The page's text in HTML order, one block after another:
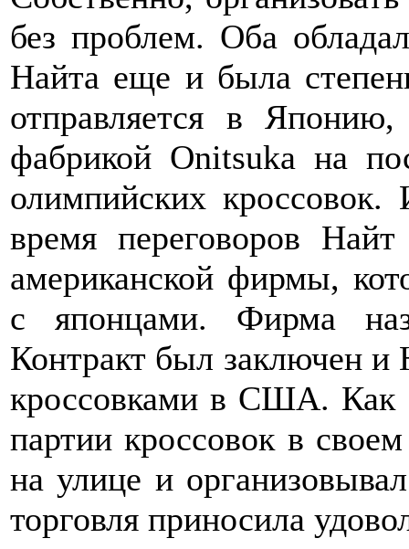
без проблем. Оба
Найта еще и была
отправляется в
фабрикой Onitsuka на
олимпийских
время переговоров
американской фирмы,
с японцами. Фирма
Контракт был заключен и
кроссовками в США. Как
партии кроссовок в
на улице и
торговля приносила